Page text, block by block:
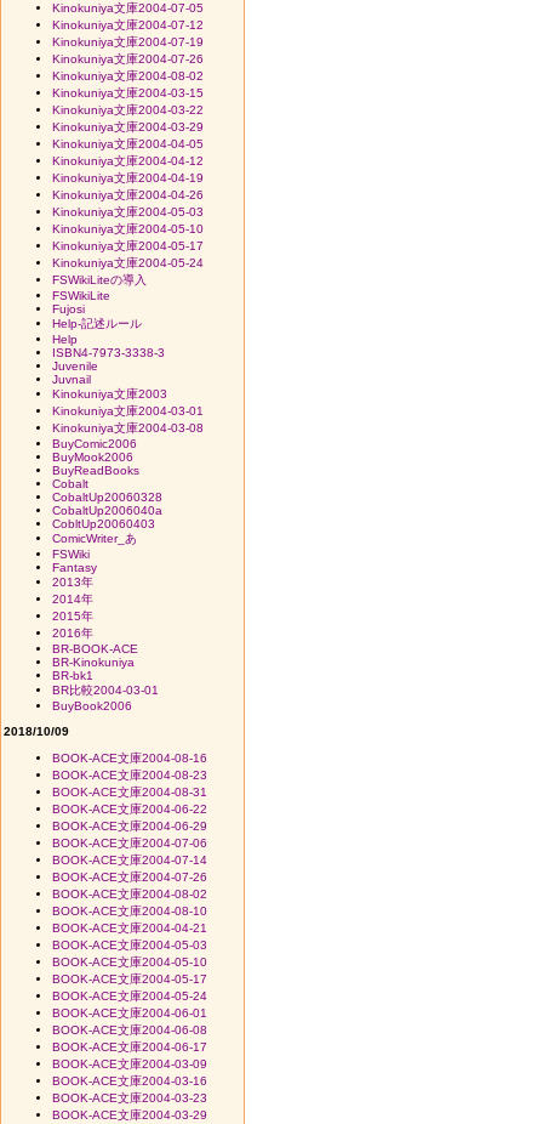
Kinokuniya文庫2004-07-05
Kinokuniya文庫2004-07-12
Kinokuniya文庫2004-07-19
Kinokuniya文庫2004-07-26
Kinokuniya文庫2004-08-02
Kinokuniya文庫2004-03-15
Kinokuniya文庫2004-03-22
Kinokuniya文庫2004-03-29
Kinokuniya文庫2004-04-05
Kinokuniya文庫2004-04-12
Kinokuniya文庫2004-04-19
Kinokuniya文庫2004-04-26
Kinokuniya文庫2004-05-03
Kinokuniya文庫2004-05-10
Kinokuniya文庫2004-05-17
Kinokuniya文庫2004-05-24
FSWikiLiteの導入
FSWikiLite
Fujosi
Help-記述ルール
Help
ISBN4-7973-3338-3
Juvenile
Juvnail
Kinokuniya文庫2003
Kinokuniya文庫2004-03-01
Kinokuniya文庫2004-03-08
BuyComic2006
BuyMook2006
BuyReadBooks
Cobalt
CobaltUp20060328
CobaltUp2006040a
CobltUp20060403
ComicWriter_あ
FSWiki
Fantasy
2013年
2014年
2015年
2016年
BR-BOOK-ACE
BR-Kinokuniya
BR-bk1
BR比較2004-03-01
BuyBook2006
2018/10/09
BOOK-ACE文庫2004-08-16
BOOK-ACE文庫2004-08-23
BOOK-ACE文庫2004-08-31
BOOK-ACE文庫2004-06-22
BOOK-ACE文庫2004-06-29
BOOK-ACE文庫2004-07-06
BOOK-ACE文庫2004-07-14
BOOK-ACE文庫2004-07-26
BOOK-ACE文庫2004-08-02
BOOK-ACE文庫2004-08-10
BOOK-ACE文庫2004-04-21
BOOK-ACE文庫2004-05-03
BOOK-ACE文庫2004-05-10
BOOK-ACE文庫2004-05-17
BOOK-ACE文庫2004-05-24
BOOK-ACE文庫2004-06-01
BOOK-ACE文庫2004-06-08
BOOK-ACE文庫2004-06-17
BOOK-ACE文庫2004-03-09
BOOK-ACE文庫2004-03-16
BOOK-ACE文庫2004-03-23
BOOK-ACE文庫2004-03-29